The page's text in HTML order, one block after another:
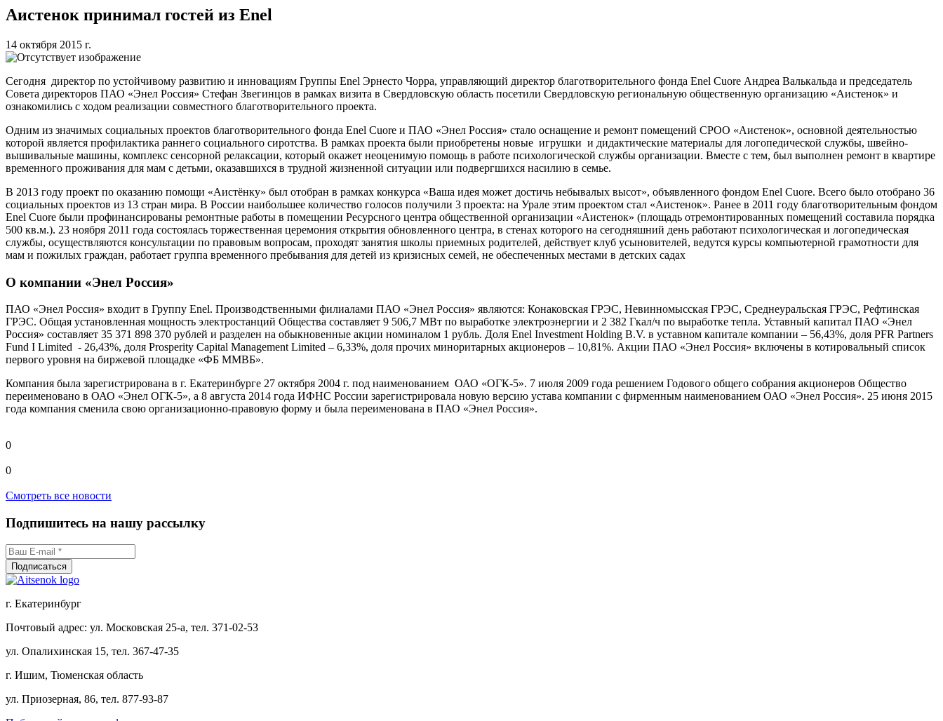
Аистенок принимал гостей из Enel
14 октября 2015 г.
Сегодня директор по устойчивому развитию и инновациям Группы Enel Эрнесто Чорра, управляющий директор благотворительного фонда Enel Cuore Андреа Валькальда и председатель
Совета директоров ПАО «Энел Россия» Стефан Звегинцов в рамках визита в Свердловскую область посетили Свердловскую региональную общественную организацию «Аистенок» и
ознакомились с ходом реализации совместного благотворительного проекта.
Одним из значимых социальных проектов благотворительного фонда Enel Cuore и ПАО «Энел Россия» стало оснащение и ремонт помещений СРОО «Аистенок», основной деятельностью
которой является профилактика раннего социального сиротства. В рамках проекта были приобретены новые игрушки и дидактические материалы для логопедической службы, швейно-
вышивальные машины, комплекс сенсорной релаксации, который окажет неоценимую помощь в работе психологической службы организации. Вместе с тем, был выполнен ремонт в квартире
временного проживания для мам с детьми, оказавшихся в трудной жизненной ситуации или подвергшихся насилию в семье.
В 2013 году проект по оказанию помощи «Аистёнку» был отобран в рамках конкурса «Ваша идея может достичь небывалых высот», объявленного фондом Enel Cuore. Всего было отобрано 36
социальных проектов из 13 стран мира. В России наибольшее количество голосов получили 3 проекта: на Урале этим проектом стал «Аистенок». Ранее в 2011 году благотворительным фондом
Enel Cuore были профинансированы ремонтные работы в помещении Ресурсного центра общественной организации «Аистенок» (площадь отремонтированных помещений составила порядка
500 кв.м.). 23 ноября 2011 года состоялась торжественная церемония открытия обновленного центра, в стенах которого на сегодняшний день работают психологическая и логопедическая
службы, осуществляются консультации по правовым вопросам, проходят занятия школы приемных родителей, действует клуб усыновителей, ведутся курсы компьютерной грамотности для
мам и пожилых граждан, работает группа временного пребывания для детей из кризисных семей, не обеспеченных местами в детских садах
О компании «Энел Россия»
ПАО «Энел Россия» входит в Группу Enel. Производственными филиалами ПАО «Энел Россия» являются: Конаковская ГРЭС, Невинномысская ГРЭС, Среднеуральская ГРЭС, Рефтинская
ГРЭС. Общая установленная мощность электростанций Общества составляет 9 506,7 МВт по выработке электроэнергии и 2 382 Гкал/ч по выработке тепла. Уставный капитал ПАО «Энел
Россия» составляет 35 371 898 370 рублей и разделен на обыкновенные акции номиналом 1 рубль. Доля Enel Investment Holding B.V. в уставном капитале компании – 56,43%, доля PFR Partners
Fund I Limited - 26,43%, доля Prosperity Capital Management Limited – 6,33%, доля прочих миноритарных акционеров – 10,81%. Акции ПАО «Энел Россия» включены в котировальный список
первого уровня на биржевой площадке «ФБ ММВБ».
Компания была зарегистрирована в г. Екатеринбурге 27 октября 2004 г. под наименованием ОАО «ОГК-5». 7 июля 2009 года решением Годового общего собрания акционеров Общество
переименовано в ОАО «Энел ОГК-5», а 8 августа 2014 года ИФНС России зарегистрировала новую версию устава компании с фирменным наименованием ОАО «Энел Россия». 25 июня 2015
года компания сменила свою организационно-правовую форму и была переименована в ПАО «Энел Россия».
0
0
Смотреть все новости
Подпишитесь на нашу рассылку
г. Екатеринбург
Почтовый адрес: ул. Московская 25-а, тел. 371-02-53
ул. Опалихинская 15, тел. 367-47-35
г. Ишим, Тюменская область
ул. Приозерная, 86, тел. 877-93-87